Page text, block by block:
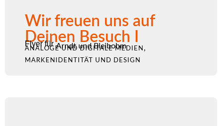
Wir freuen uns auf
Deinen Besuch I
Flyer für Arndt und Bleibohm
ANALOGE UND DIGITALE MEDIEN ,
MARKENIDENTITÄT UND DESIGN